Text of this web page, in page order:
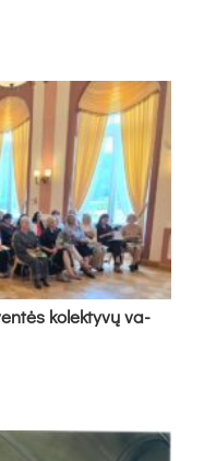
ko­lek­ty­vų va­